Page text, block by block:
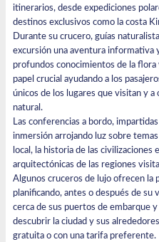
itinerarios, desde expediciones
destinos exclusivos como la costa
Durante su crucero, guías
excursión una aventura informativa
profundos conocimientos de la
papel crucial ayudando a los
únicos de los lugares que visitan y
natural.
Las conferencias a bordo,
inmersión arrojando luz sobre
local, la historia de las civilizaciones
arquitectónicas de las regiones
Algunos cruceros de lujo ofrecen la
planificando, antes o después de su
cerca de sus puertos de embarque
descubrir la ciudad y sus
gratuita o con una tarifa preferente.